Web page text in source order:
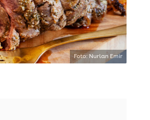
Foto: Nurlan Emir